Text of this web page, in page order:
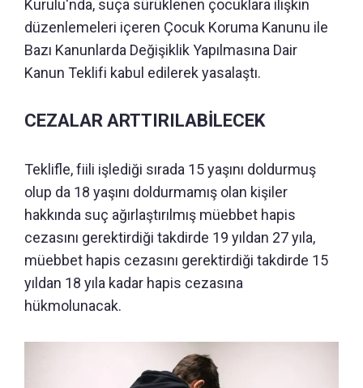
Kurulu'nda, suça sürüklenen çocuklara ilişkin
düzenlemeleri içeren Çocuk Koruma Kanunu ile
Bazı Kanunlarda Değişiklik Yapılmasına Dair
Kanun Teklifi kabul edilerek yasalaştı.
CEZALAR ARTTIRILABİLECEK
Teklifle, fiili işlediği sırada 15 yaşını doldurmuş
olup da 18 yaşını doldurmamış olan kişiler
hakkında suç ağırlaştırılmış müebbet hapis
cezasını gerektirdiği takdirde 19 yıldan 27 yıla,
müebbet hapis cezasını gerektirdiği takdirde 15
yıldan 18 yıla kadar hapis cezasına
hükmolunacak.